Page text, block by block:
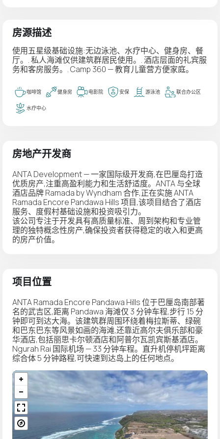
房源描述
使用五星级基础设施:无边泳池、水疗中心、健身房、餐
厅。. 私人海滩仅供建筑群居民使用。. 酒店层面的礼宾服
务和客房服务。. Camp 360 — 教育儿童营方便家庭。
咖啡馆 健身房 电影院 安保 游泳池 联合办公区
水疗中心
房地产开发商
ANTA Development — 一家国际级开发商,在巴厘岛打造
优质房产,注重高盈利能力和生活舒适度。ANTA 与全球
酒店品牌 Ramada by Wyndham 合作,正在实施 ANTA
Ramada Encore Pandawa Hills 项目,该项目结合了酒店
服务、度假村基础设施和投资吸引力。
该公司专注于开发具有高质量标准、周到架构和专业管
理的独特概念性房产,确保投资者获得稳定的收入和更高
的房产价值。
项目位置
ANTA Ramada Encore Pandawa Hills 位于巴厘岛南部著
名的武吉区,距离 Pandawa 海滩仅 3 分钟车程,步行 15 分
钟即可到达大海。该建筑群周围环绕着梅拉斯蒂、绿碗
和巴东巴东等风景如画的海滩,还靠近高尔夫俱乐部和豪
华酒店,包括丽思卡尔顿酒店和阿普尔瓦凯宾斯基酒店。
Ngurah Rai 国际机场 — 33 分钟车程。直升机停机坪距离
综合体 5 分钟路程,可快速到达岛上的任何地点。